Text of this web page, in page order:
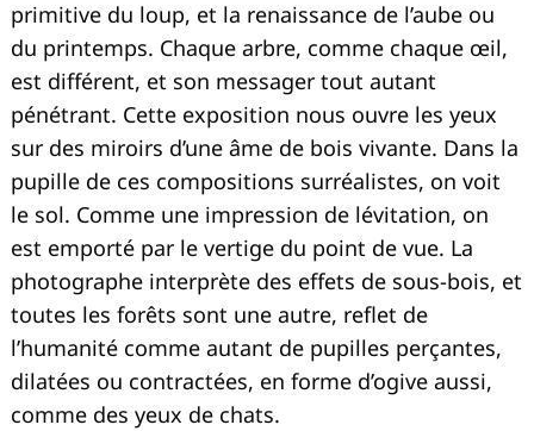
primitive du loup, et la renaissance de l’aube ou
du printemps. Chaque arbre, comme chaque œil,
est différent, et son messager tout autant
pénétrant. Cette exposition nous ouvre les yeux
sur des miroirs d’une âme de bois vivante. Dans la
pupille de ces compositions surréalistes, on voit
le sol. Comme une impression de lévitation, on
est emporté par le vertige du point de vue. La
photographe interprète des effets de sous-bois, et
toutes les forêts sont une autre, reflet de
l’humanité comme autant de pupilles perçantes,
dilatées ou contractées, en forme d’ogive aussi,
comme des yeux de chats.